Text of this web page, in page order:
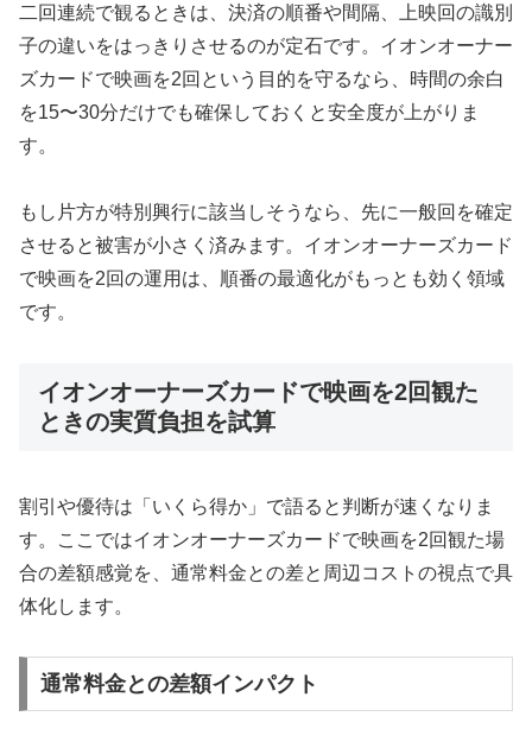
二回連続で観るときは、決済の順番や間隔、上映回の識別
子の違いをはっきりさせるのが定石です。イオンオーナー
ズカードで映画を2回という目的を守るなら、時間の余白
を15〜30分だけでも確保しておくと安全度が上がりま
す。
もし片方が特別興行に該当しそうなら、先に一般回を確定
させると被害が小さく済みます。イオンオーナーズカード
で映画を2回の運用は、順番の最適化がもっとも効く領域
です。
イオンオーナーズカードで映画を2回観た
ときの実質負担を試算
割引や優待は「いくら得か」で語ると判断が速くなりま
す。ここではイオンオーナーズカードで映画を2回観た場
合の差額感覚を、通常料金との差と周辺コストの視点で具
体化します。
通常料金との差額インパクト